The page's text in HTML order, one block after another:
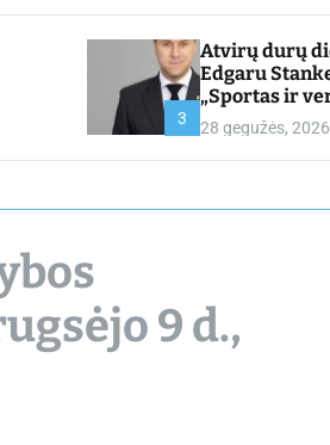
3
Atvirų durų
Edgaru
„Sportas ir
partnerystės,
kuria vertę“ –
chamber.lt
28 gegužės, 2026
9 d.,